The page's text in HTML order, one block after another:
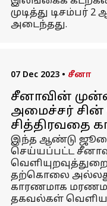
முடித்து டிசம்பர்
அடைந்தது.
07 Dec 2023 • சீனா
சீனாவின்
அமைச்சர்
சித்திரவதை
இந்த ஆண்டு
செய்யப்பட்ட
தற்கொலை அல்லது
காரணமாக
தகவல்கள்